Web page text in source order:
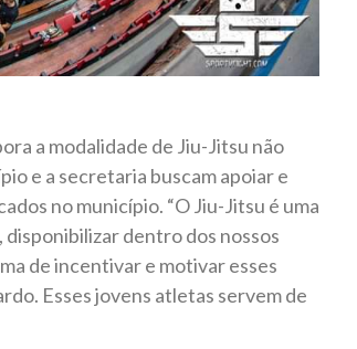
a modalidade de Jiu-Jitsu não
e a secretaria buscam apoiar e
no município. “O Jiu-Jitsu é uma
dentro dos nossos
de incentivar e motivar esses
Esses jovens atletas servem de